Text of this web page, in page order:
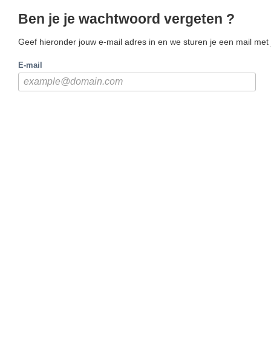
Ben je je wachtwoord vergeten ?
Geef hieronder jouw e-mail adres in en we sturen je een mail
E-mail